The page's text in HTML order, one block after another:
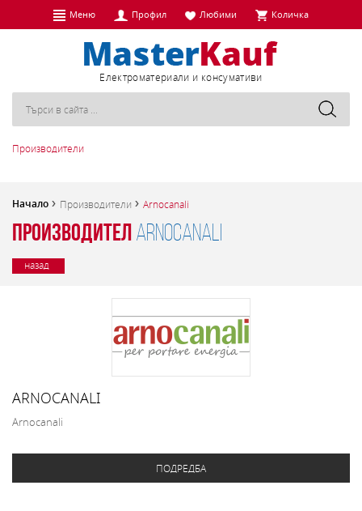
Меню Профил Любими Количка
Eлектроматериали и консумативи
Производители
Начало Производители Arnocanali
ПроизводителArnocanali
назад
ARNOCANALI
Arnocanali
ПОДРЕДБА